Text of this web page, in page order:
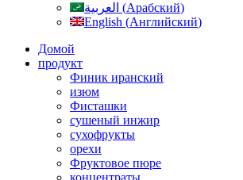
العربية (Арабский)
English (Английский)
Домой
продукт
Финик иранский
изюм
Фисташки
сушеный инжир
сухофрукты
орехи
Фруктовое пюре
концентраты